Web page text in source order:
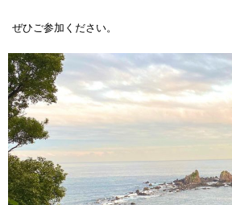
ぜひご参加ください。